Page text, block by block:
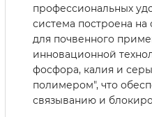
профессиональных
система построена
для почвенного
инновационной
фосфора, калия и
полимером", что
связыванию и